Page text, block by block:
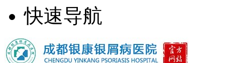
快速导航